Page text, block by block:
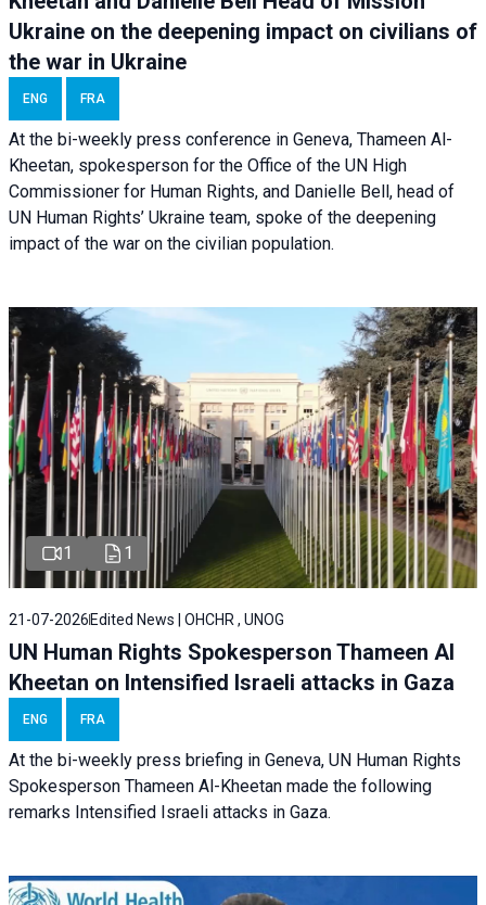
Ukraine on the deepening impact on civilians of
the war in Ukraine
ENG FRA
At the bi-weekly press conference in Geneva, Thameen Al-
Kheetan, spokesperson for the Office of the UN High
Commissioner for Human Rights, and Danielle Bell, head of
UN Human Rights’ Ukraine team, spoke of the deepening
impact of the war on the civilian population.
1 1
21-07-2026 Edited News | OHCHR , UNOG
UN Human Rights Spokesperson Thameen Al
Kheetan on Intensified Israeli attacks in Gaza
ENG FRA
At the bi-weekly press briefing in Geneva, UN Human Rights
Spokesperson Thameen Al-Kheetan made the following
remarks Intensified Israeli attacks in Gaza.